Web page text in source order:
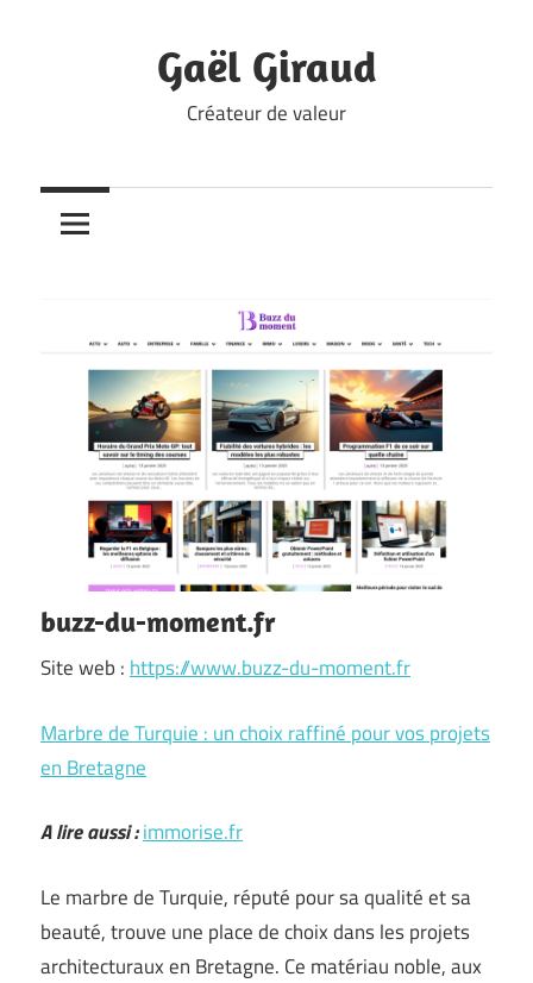
Gaël Giraud
Créateur de valeur
buzz-du-moment.fr
Site web : https://www.buzz-du-moment.fr
Marbre de Turquie : un choix raffiné pour vos projets
en Bretagne
A lire aussi :immorise.fr
Le marbre de Turquie, réputé pour sa qualité et sa
beauté, trouve une place de choix dans les projets
architecturaux en Bretagne. Ce matériau noble, aux